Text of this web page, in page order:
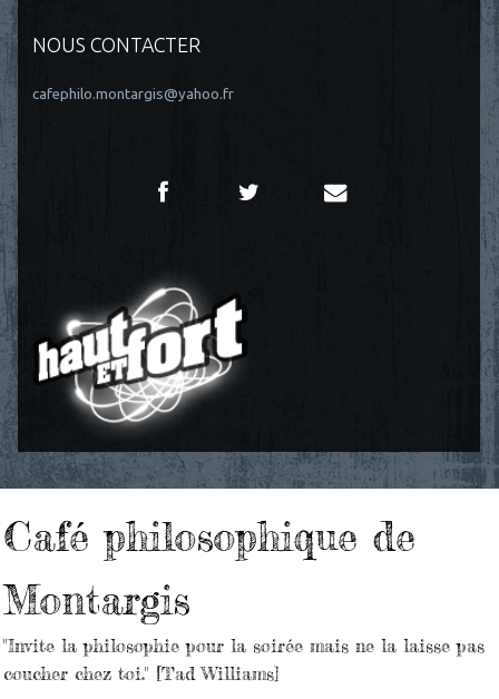
NOUS CONTACTER
cafephilo.montargis@yahoo.fr
Café philosophique de
Montargis
"Invite la philosophie pour la soirée mais ne la laisse pas
coucher chez toi." [Tad Williams]